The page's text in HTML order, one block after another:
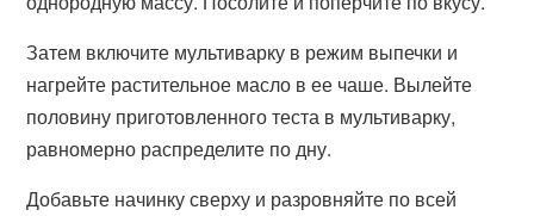
Затем включите мультиварку в режим выпечки и
нагрейте растительное масло в ее чаше. Вылейте
половину приготовленного теста в мультиварку,
равномерно распределите по дну.
Добавьте начинку сверху и разровняйте по всей